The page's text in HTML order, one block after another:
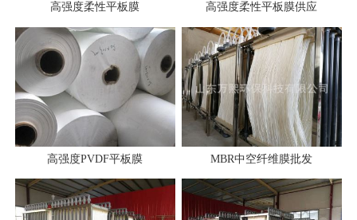
高强度柔性平板膜 高强度柔性平板膜供应
高强度PVDF平板膜 MBR中空纤维膜批发